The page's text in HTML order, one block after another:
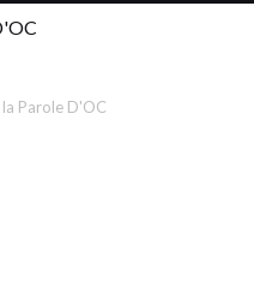
Parole D'OC